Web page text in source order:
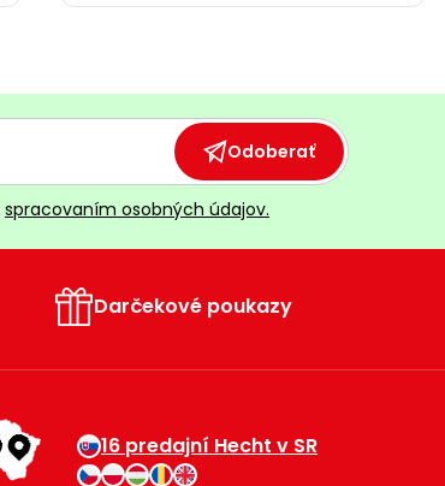
Odoberať
spracovaním osobných údajov.
Darčekové poukazy
16 predajní Hecht v SR